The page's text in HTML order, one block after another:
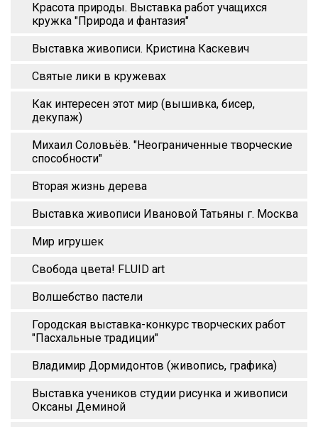
Красота природы. Выставка работ учащихся
кружка "Природа и фантазия"
Выставка живописи. Кристина Каскевич
Святые лики в кружевах
Как интересен этот мир (вышивка, бисер,
декупаж)
Михаил Соловьёв. "Неограниченные творческие
способности"
Вторая жизнь дерева
Выставка живописи Ивановой Татьяны г. Москва
Мир игрушек
Свобода цвета! FLUID art
Волшебство пастели
Городская выставка-конкурс творческих работ
"Пасхальные традиции"
Владимир Дормидонтов (живопись, графика)
Выставка учеников студии рисунка и живописи
Оксаны Деминой